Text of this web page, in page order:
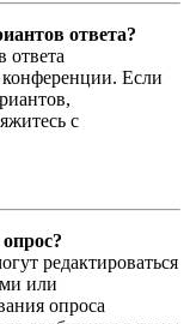
ответа?
ответа
конференции. Если
с
редактироваться
или
опроса